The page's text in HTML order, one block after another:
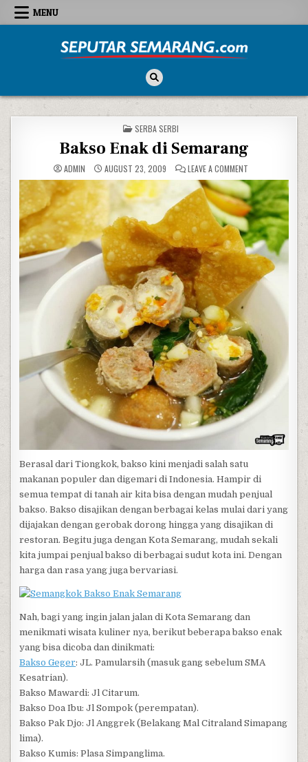
Skip to content
MENU
POSTED IN
SERBA SERBI
Bakso Enak di Semarang
ADMIN AUGUST 23, 2009 LEAVE A COMMENTON BAKSO ENAK
Berasal dari Tiongkok, bakso kini menjadi salah satu
makanan populer dan digemari di Indonesia. Hampir di
semua tempat di tanah air kita bisa dengan mudah penjual
bakso. Bakso disajikan dengan berbagai kelas mulai dari yang
dijajakan dengan gerobak dorong hingga yang disajikan di
restoran. Begitu juga dengan Kota Semarang, mudah sekali
kita jumpai penjual bakso di berbagai sudut kota ini. Dengan
harga dan rasa yang juga bervariasi.
Nah, bagi yang ingin jalan jalan di Kota Semarang dan
menikmati wisata kuliner nya, berikut beberapa bakso enak
yang bisa dicoba dan dinikmati:
Bakso Geger: JL. Pamularsih (masuk gang sebelum SMA
Kesatrian).
Bakso Mawardi: Jl Citarum.
Bakso Doa Ibu: Jl Sompok (perempatan).
Bakso Pak Djo: Jl Anggrek (Belakang Mal Citraland Simapang
lima).
Bakso Kumis: Plasa Simpanglima.